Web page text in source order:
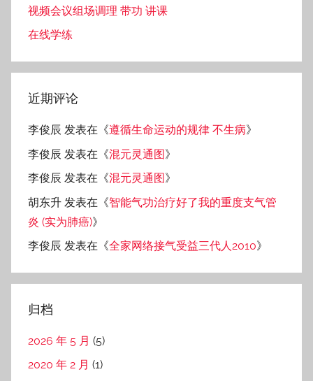
视频会议组场调理 带功 讲课
在线学练
近期评论
李俊辰 发表在《遵循生命运动的规律 不生病》
李俊辰 发表在《混元灵通图》
李俊辰 发表在《混元灵通图》
胡东升 发表在《智能气功治疗好了我的重度支气管
炎 (实为肺癌)》
李俊辰 发表在《全家网络接气受益三代人2010》
归档
2026 年 5 月 (5)
2020 年 2 月 (1)